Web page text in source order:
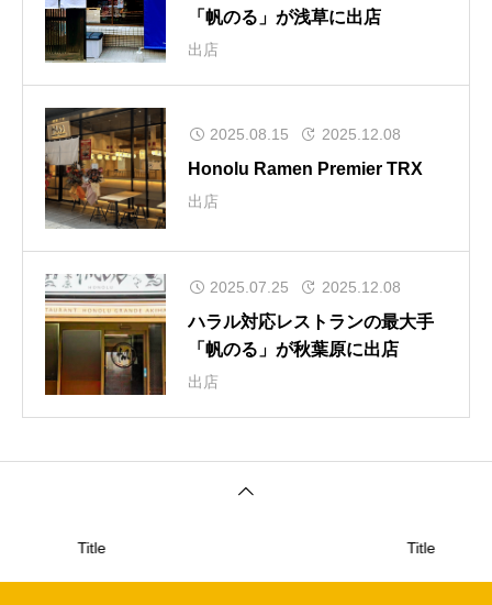
「帆のる」が浅草に出店
出店
2025.08.15 2025.12.08
Honolu Ramen Premier TRX
出店
2025.07.25 2025.12.08
ハラル対応レストランの最大手
「帆のる」が秋葉原に出店
出店